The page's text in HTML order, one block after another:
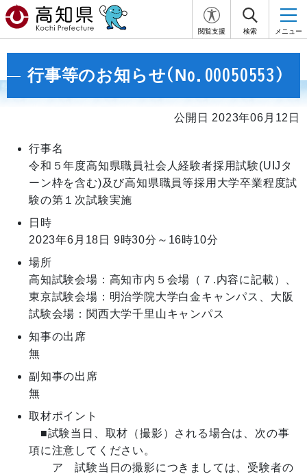
閲覧支援 検索 メニュー
行事等のお知らせ(No.00050553)
公開日 2023年06月12日
行事名
令和５年度高知県職員社会人経験者採用試験(UIJタ
ーン枠を含む)及び高知県職員等採用大学卒業程度試
験の第１次試験実施
日時
2023年6月18日 9時30分～16時10分
場所
高知試験会場：高知市内５会場（７.内容に記載）、
東京試験会場：明治学院大学白金キャンパス、大阪
試験会場：関西大学千里山キャンパス
知事の出席
無
副知事の出席
無
取材ポイント
■試験当日、取材（撮影）される場合は、次の事
項に注意してください。
ア　試験当日の撮影につきましては、受験者の